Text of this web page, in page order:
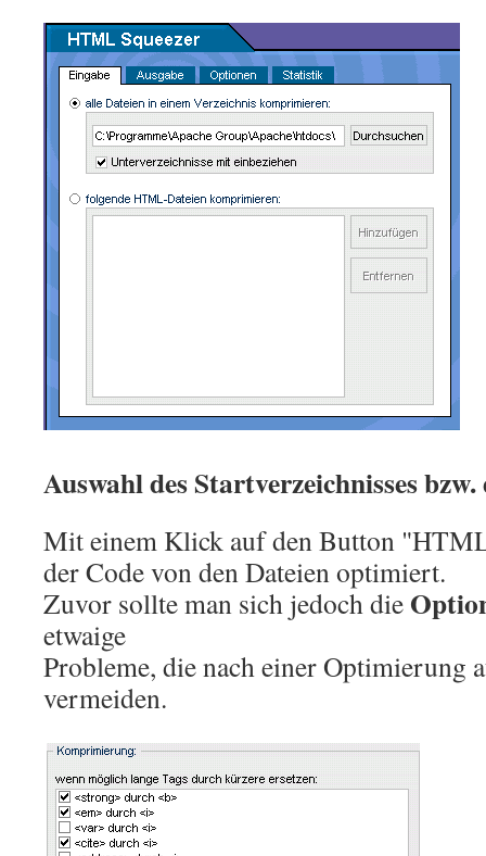
Auswahl des Startverzeichnisses
Mit einem Klick auf den Button
der Code von den Dateien optimiert.
Zuvor sollte man sich jedoch die
etwaige
Probleme, die nach einer Optimierung
vermeiden.